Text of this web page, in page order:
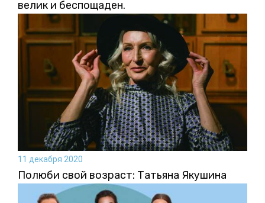
велик и беспощаден.
11 декабря 2020
Полюби свой возраст: Татьяна Якушина